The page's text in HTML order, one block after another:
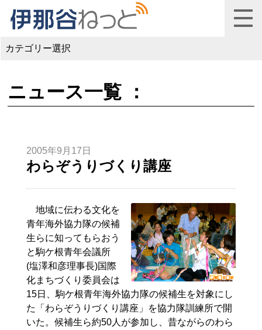
カテゴリー選択
ニュース一覧 ：
2005年9月17日
わらぞうりづくり講座
地域に伝わる文化を
青年海外協力隊の候補
生らに知ってもらおう
と駒ケ根青年会議所
(塩澤和彦理事長)国際
化まちづくり委員会は
15日、駒ケ根青年海外協力隊の候補生を対象にし
た「わらぞうりづくり講座」を協力隊訓練所で開
いた。候補生ら約50人が参加し、昔ながらのわら